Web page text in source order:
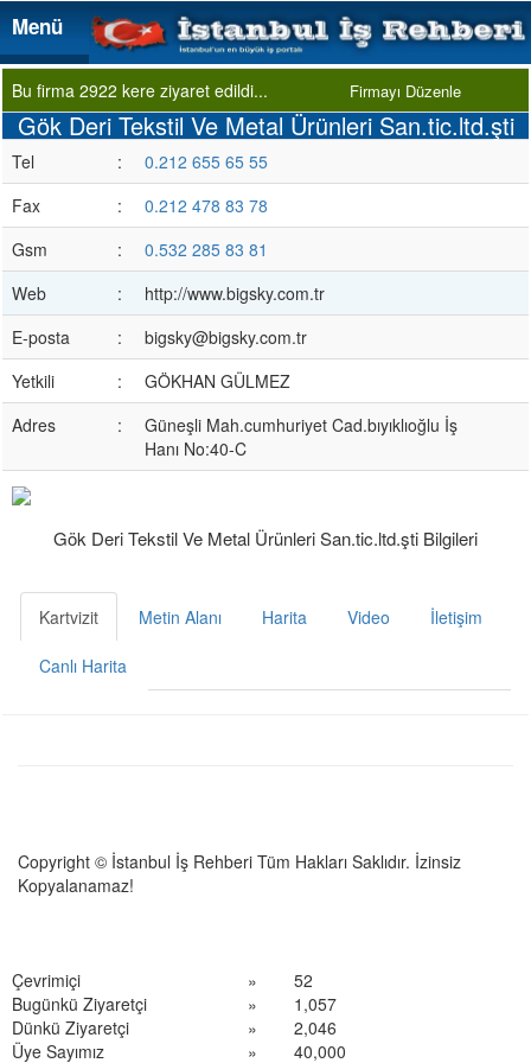
Menü
Menü
Bu firma 2922 kere ziyaret edildi... Firmayı Düzenle
Gök Deri Tekstil Ve Metal Ürünleri San.tic.ltd.şti
Tel :
0.212 655 65 55
Fax
:
0.212 478 83 78
Gsm
:
0.532 285 83 81
Web
:
http://www.bigsky.com.tr
E-posta
:
bigsky@bigsky.com.tr
Yetkili
:
GÖKHAN GÜLMEZ
Adres
:
Güneşli Mah.cumhuriyet Cad.bıyıklıoğlu İş
Hanı No:40-C
Gök Deri Tekstil Ve Metal Ürünleri San.tic.ltd.şti Bilgileri
Kartvizit Metin Alanı Harita Video İletişim
Canlı Harita
Copyright © İstanbul İş Rehberi Tüm Hakları Saklıdır. İzinsiz
Kopyalanamaz!
Çevrimiçi »
52
Bugünkü Ziyaretçi
»
1,057
Dünkü Ziyaretçi
»
2,046
Üye Sayımız
» 40,000